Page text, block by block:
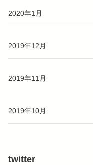
2020年1月
2019年12月
2019年11月
2019年10月
twitter